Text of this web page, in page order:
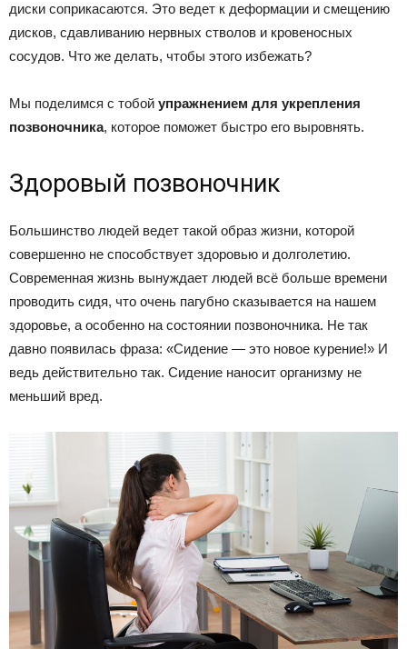
диски соприкасаются. Это ведет к деформации и смещению
дисков, сдавливанию нервных стволов и кровеносных
сосудов. Что же делать, чтобы этого избежать?
Мы поделимся с тобой упражнением для укрепления
позвоночника, которое поможет быстро его выровнять.
Здоровый позвоночник
Большинство людей ведет такой образ жизни, которой
совершенно не способствует здоровью и долголетию.
Современная жизнь вынуждает людей всё больше времени
проводить сидя, что очень пагубно сказывается на нашем
здоровье, а особенно на состоянии позвоночника. Не так
давно появилась фраза: «Сидение — это новое курение!» И
ведь действительно так. Сидение наносит организму не
меньший вред.